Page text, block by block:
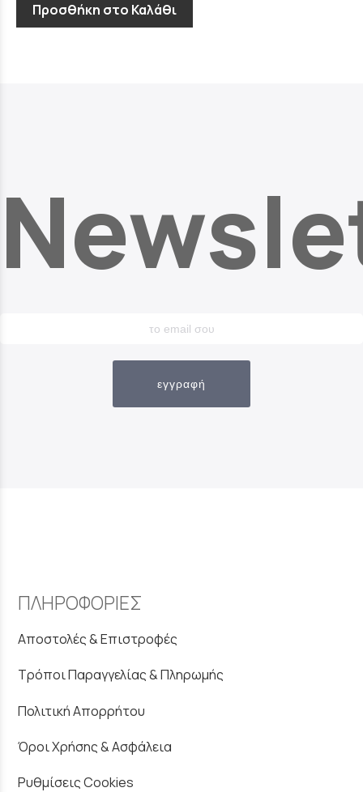
Προσθήκη στο Καλάθι
εγγραφή
ΠΛΗΡΟΦΟΡΙΕΣ
Αποστολές & Επιστροφές
Τρόποι Παραγγελίας & Πληρωμής
Πολιτική Απορρήτου
Όροι Χρήσης & Ασφάλεια
Ρυθμίσεις Cookies